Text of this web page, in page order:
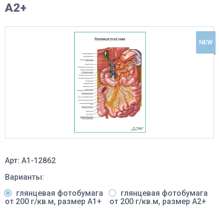
А2+
NEW
Арт: A1-12862
Варианты:
глянцевая фотобумага
от 200 г/кв.м, размер A1+
глянцевая фотобумага
от 200 г/кв.м, размер A2+